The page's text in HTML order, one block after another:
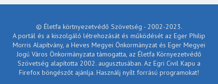
© Életfa körtnyezetvédő Szövetség - 2002-2023.
A portál és a kiszolgáló létrehozását és működését az Eger Philip
Morris Alapítvány, a Heves Megyei Önkormányzat és Eger Megyei
Jogú Város Önkormányzata támogatta, az Életfa Környezetvédő
Szövetség alapította 2002. augusztusában. Az Egri Civil Kapu a
Firefox böngészőt ajánlja. Használj nyílt forrású programokat!